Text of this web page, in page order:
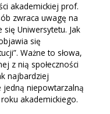
akademickiej prof.
zwraca uwagę na
Uniwersytetu. Jak
się
Ważne to słowa,
z nią społeczności
najbardziej
jedną niepowtarzalną
akademickiego.